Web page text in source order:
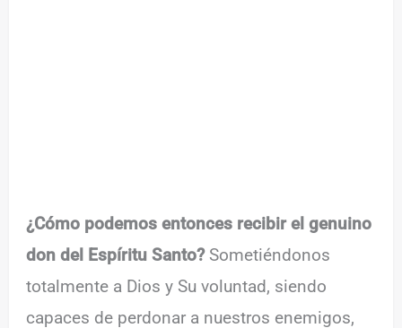
¿Cómo podemos entonces recibir el genuino
don del Espíritu Santo?Sometiéndonos
totalmente a Dios y Su voluntad, siendo
capaces de perdonar a nuestros enemigos,